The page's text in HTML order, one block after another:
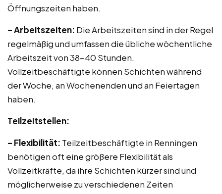
Öffnungszeiten haben.
– Arbeitszeiten: Die Arbeitszeiten sind in der Regel
regelmäßig und umfassen die übliche wöchentliche
Arbeitszeit von 38-40 Stunden.
Vollzeitbeschäftigte können Schichten während
der Woche, an Wochenenden und an Feiertagen
haben.
Teilzeitstellen:
– Flexibilität: Teilzeitbeschäftigte in Renningen
benötigen oft eine größere Flexibilität als
Vollzeitkräfte, da ihre Schichten kürzer sind und
möglicherweise zu verschiedenen Zeiten